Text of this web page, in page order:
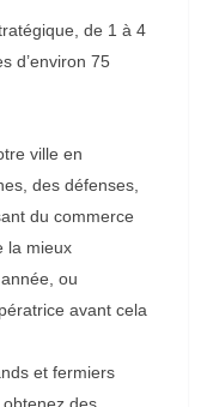
de 1 à 4
d’environ 75
ville en
des défenses,
du commerce
la mieux
ou
avant cela
et fermiers